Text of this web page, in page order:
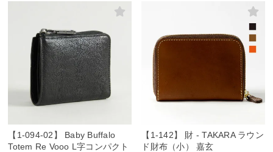
【1-094-02】 Baby Buffalo
Totem Re Vooo L字コンパクト
【1-142】 財 - TAKARA ラウン
ド財布（小） 嘉玄